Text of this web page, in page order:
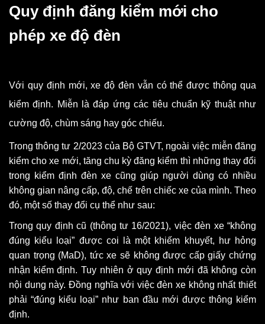
Quy định đăng kiểm mới cho
phép xe độ đèn
Với quy định mới, xe độ đèn vẫn có thể được thông qua
kiểm định. Miễn là đáp ứng các tiêu chuẩn kỹ thuật như
cường độ, chùm sáng hay góc chiếu.
Trong thông tư 2/2023 của Bộ GTVT, ngoài việc miễn đăng
kiểm cho xe mới, tăng chu kỳ đăng kiểm thì những thay đổi
trong kiểm định đèn xe cũng giúp người dùng có nhiều
không gian nâng cấp, độ, chế trên chiếc xe của mình. Theo
đó, một số thay đổi cụ thể như sau:
Trong quy định cũ (thông tư 16/2021), việc đèn xe “không
đúng kiểu loại” được coi là một khiếm khuyết, hư hỏng
quan trọng (MaD), tức xe sẽ không được cấp giấy chứng
nhận kiểm định. Tuy nhiên ở quy định mới đã không còn
nội dung này. Đồng nghĩa với việc đèn xe không nhất thiết
phải “đúng kiểu loại” như ban đầu mới được thông kiểm
định.